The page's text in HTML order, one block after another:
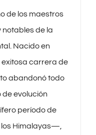
de los maestros
notables de la
Nacido en
carrera de
abandonó todo
de evolución
período de
los Himalayas—,